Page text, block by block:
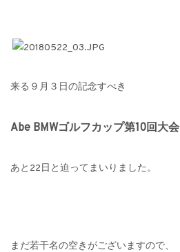
来る９月３日の記念すべき
Abe BMWゴルフカップ第10回大会
あと 22 日と迫ってまいりました。
まだ若干名の空きがございますので、